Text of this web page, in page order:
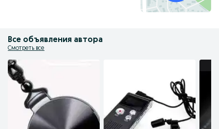
Все объявления автора
Смотреть все